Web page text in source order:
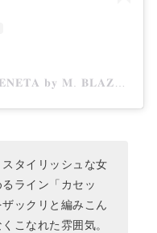
タイリッシュな女
ライン「カセッ
ックリと編みこん
こなれた雰囲気。